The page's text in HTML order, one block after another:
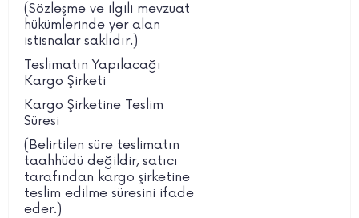
(Sözleşme ve ilgili mevzuat
hükümlerinde yer alan
istisnalar saklıdır.)
Teslimatın Yapılacağı
Kargo Şirketi
Kargo Şirketine Teslim
Süresi
(Belirtilen süre teslimatın
taahhüdü değildir, satıcı
tarafından kargo şirketine
teslim edilme süresini ifade
eder.)